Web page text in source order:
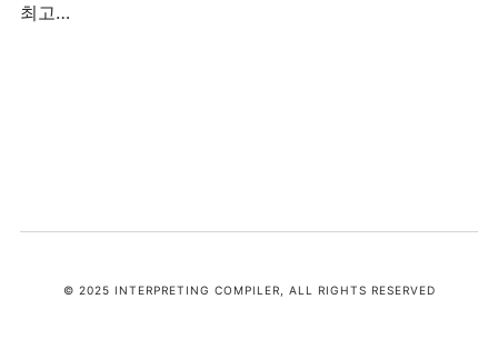
최고…
© 2025 INTERPRETING COMPILER, ALL RIGHTS RESERVED